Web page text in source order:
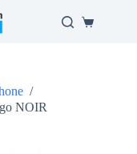
Panier
/
NOIR